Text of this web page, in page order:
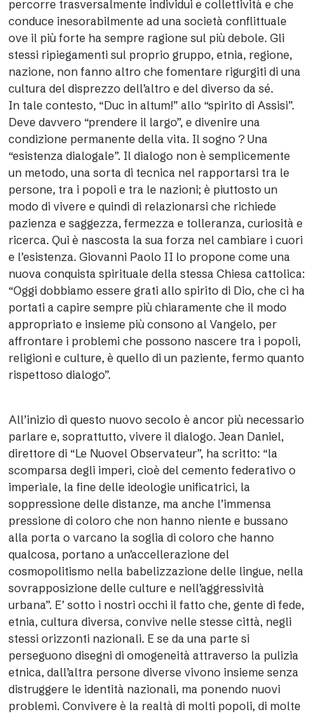
percorre trasversalmente individui e collettività e che
conduce inesorabilmente ad una società conflittuale
ove il più forte ha sempre ragione sul più debole. Gli
stessi ripiegamenti sul proprio gruppo, etnia, regione,
nazione, non fanno altro che fomentare rigurgiti di una
cultura del disprezzo dell’altro e del diverso da sé.
In tale contesto, “Duc in altum!” allo “spirito di Assisi”.
Deve davvero “prendere il largo”, e divenire una
condizione permanente della vita. Il sogno ? Una
“esistenza dialogale”. Il dialogo non è semplicemente
un metodo, una sorta di tecnica nel rapportarsi tra le
persone, tra i popoli e tra le nazioni; è piuttosto un
modo di vivere e quindi di relazionarsi che richiede
pazienza e saggezza, fermezza e tolleranza, curiosità e
ricerca. Qui è nascosta la sua forza nel cambiare i cuori
e l’esistenza. Giovanni Paolo II lo propone come una
nuova conquista spirituale della stessa Chiesa cattolica:
“Oggi dobbiamo essere grati allo spirito di Dio, che ci ha
portati a capire sempre più chiaramente che il modo
appropriato e insieme più consono al Vangelo, per
affrontare i problemi che possono nascere tra i popoli,
religioni e culture, è quello di un paziente, fermo quanto
rispettoso dialogo”.
All’inizio di questo nuovo secolo è ancor più necessario
parlare e, soprattutto, vivere il dialogo. Jean Daniel,
direttore di “Le Nuovel Observateur”, ha scritto: “la
scomparsa degli imperi, cioè del cemento federativo o
imperiale, la fine delle ideologie unificatrici, la
soppressione delle distanze, ma anche l’immensa
pressione di coloro che non hanno niente e bussano
alla porta o varcano la soglia di coloro che hanno
qualcosa, portano a un’accellerazione del
cosmopolitismo nella babelizzazione delle lingue, nella
sovrapposizione delle culture e nell’aggressività
urbana”. E’ sotto i nostri occhi il fatto che, gente di fede,
etnia, cultura diversa, convive nelle stesse città, negli
stessi orizzonti nazionali. E se da una parte si
perseguono disegni di omogeneità attraverso la pulizia
etnica, dall’altra persone diverse vivono insieme senza
distruggere le identità nazionali, ma ponendo nuovi
problemi. Convivere è la realtà di molti popoli, di molte